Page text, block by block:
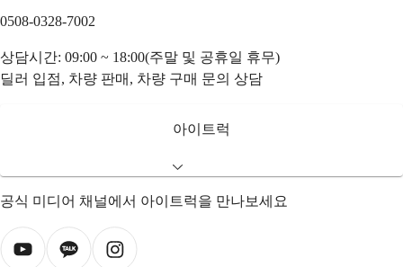
0508-0328-7002
상담시간: 09:00 ~ 18:00(주말 및 공휴일 휴무)
딜러 입점, 차량 판매, 차량 구매 문의 상담
아이트럭
공식 미디어 채널에서 아이트럭을 만나보세요